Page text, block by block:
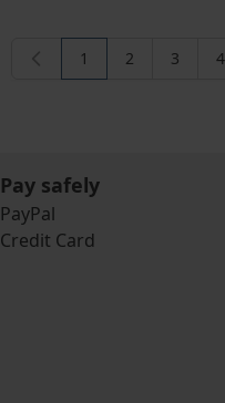
You're currently
1 Page
2 Page
3 4
Pay safely
PayPal
Credit Card